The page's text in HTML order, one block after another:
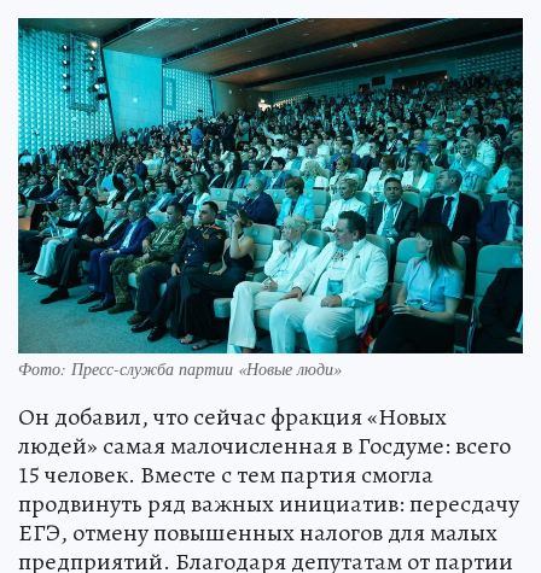
Фото: Пресс-служба партии «Новые люди»
Он добавил, что сейчас фракция «Новых
людей» самая малочисленная в Госдуме: всего
15 человек. Вместе с тем партия смогла
продвинуть ряд важных инициатив: пересдачу
ЕГЭ, отмену повышенных налогов для малых
предприятий. Благодаря депутатам от партии